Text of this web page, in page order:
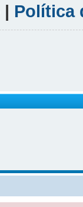
| Política